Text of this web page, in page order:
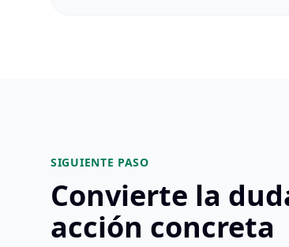
SIGUIENTE PASO
Convierte la
acción concreta